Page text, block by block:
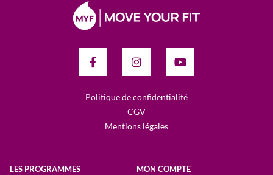
Politique de confidentialité
CGV
Mentions légales
LES PROGRAMMES MON COMPTE